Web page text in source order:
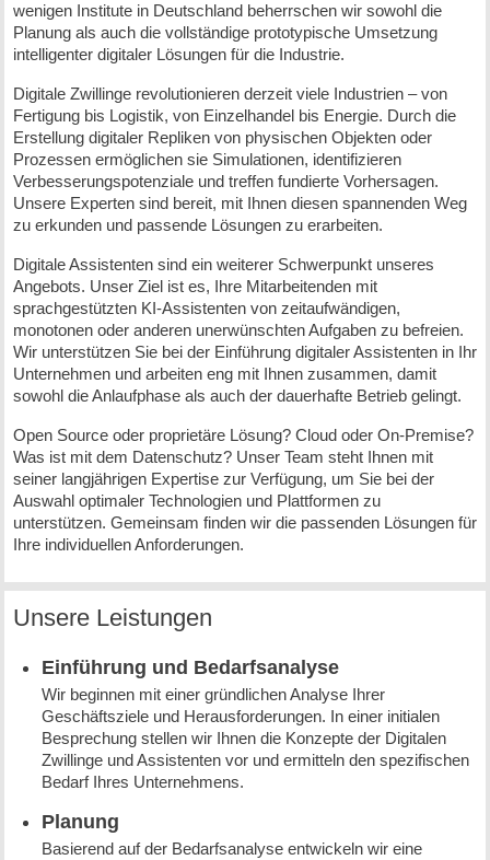
wenigen Institute in Deutschland beherrschen wir sowohl die
Planung als auch die vollständige prototypische Umsetzung
intelligenter digitaler Lösungen für die Industrie.
Digitale Zwillinge revolutionieren derzeit viele Industrien – von
Fertigung bis Logistik, von Einzelhandel bis Energie. Durch die
Erstellung digitaler Repliken von physischen Objekten oder
Prozessen ermöglichen sie Simulationen, identifizieren
Verbesserungspotenziale und treffen fundierte Vorhersagen.
Unsere Experten sind bereit, mit Ihnen diesen spannenden Weg
zu erkunden und passende Lösungen zu erarbeiten.
Digitale Assistenten sind ein weiterer Schwerpunkt unseres
Angebots. Unser Ziel ist es, Ihre Mitarbeitenden mit
sprachgestützten KI-Assistenten von zeitaufwändigen,
monotonen oder anderen unerwünschten Aufgaben zu befreien.
Wir unterstützen Sie bei der Einführung digitaler Assistenten in Ihr
Unternehmen und arbeiten eng mit Ihnen zusammen, damit
sowohl die Anlaufphase als auch der dauerhafte Betrieb gelingt.
Open Source oder proprietäre Lösung? Cloud oder On-Premise?
Was ist mit dem Datenschutz? Unser Team steht Ihnen mit
seiner langjährigen Expertise zur Verfügung, um Sie bei der
Auswahl optimaler Technologien und Plattformen zu
unterstützen. Gemeinsam finden wir die passenden Lösungen für
Ihre individuellen Anforderungen.
Unsere Leistungen
Einführung und Bedarfsanalyse
Wir beginnen mit einer gründlichen Analyse Ihrer
Geschäftsziele und Herausforderungen. In einer initialen
Besprechung stellen wir Ihnen die Konzepte der Digitalen
Zwillinge und Assistenten vor und ermitteln den spezifischen
Bedarf Ihres Unternehmens.
Planung
Basierend auf der Bedarfsanalyse entwickeln wir eine